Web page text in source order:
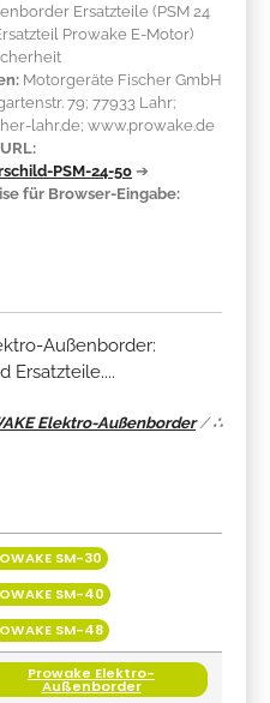
Ersatzteile (PSM 24
Prowake E-Motor)
Motorgeräte Fischer GmbH
79; 77933 Lahr;
lahr.de; www.prowake.de
PSM-24-50 ➔
für Browser-Eingabe:
Außenborder:
Ersatzteile....
Elektro-Außenborder/∴
SM-30
SM-40
SM-48
Prowake Elektro-
Außenborder